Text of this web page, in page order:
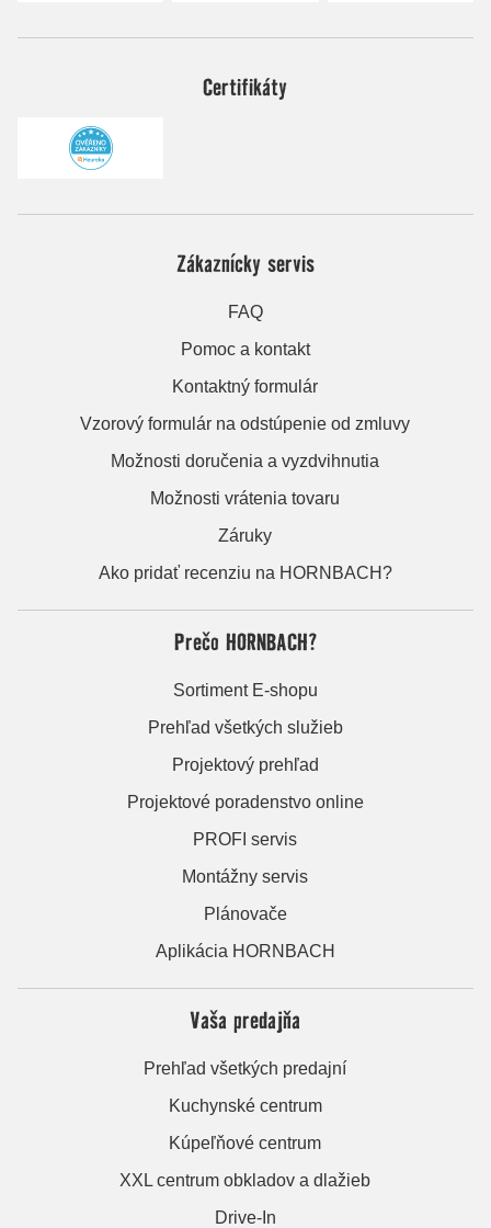
Certifikáty
Zákaznícky servis
FAQ
Pomoc a kontakt
Kontaktný formulár
Vzorový formulár na odstúpenie od zmluvy
Možnosti doručenia a vyzdvihnutia
Možnosti vrátenia tovaru
Záruky
Ako pridať recenziu na HORNBACH?
Prečo HORNBACH?
Sortiment E-shopu
Prehľad všetkých služieb
Projektový prehľad
Projektové poradenstvo online
PROFI servis
Montážny servis
Plánovače
Aplikácia HORNBACH
Vaša predajňa
Prehľad všetkých predajní
Kuchynské centrum
Kúpeľňové centrum
XXL centrum obkladov a dlažieb
Drive-In